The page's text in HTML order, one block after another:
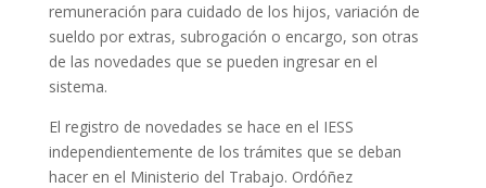
remuneración para cuidado de los hijos, variación de
sueldo por extras, subrogación o encargo, son otras
de las novedades que se pueden ingresar en el
sistema.
El registro de novedades se hace en el IESS
independientemente de los trámites que se deban
hacer en el Ministerio del Trabajo. Ordóñez